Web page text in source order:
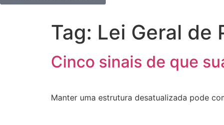
Tag: Lei Geral de
Cinco sinais de que
Manter uma estrutura desatualizada pode